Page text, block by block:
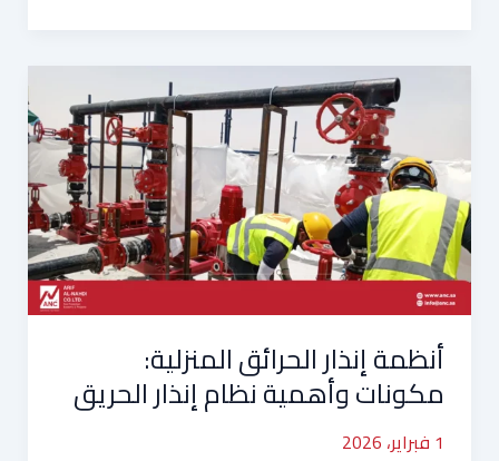
أنظمة إنذار الحرائق المنزلية:
مكونات وأهمية نظام إنذار الحريق
1 فبراير، 2026
أنظمة
المنزلية:
مكونات
وأهمية
نظام
إنذار
الحريق